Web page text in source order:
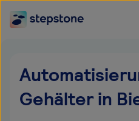
Gehälter in